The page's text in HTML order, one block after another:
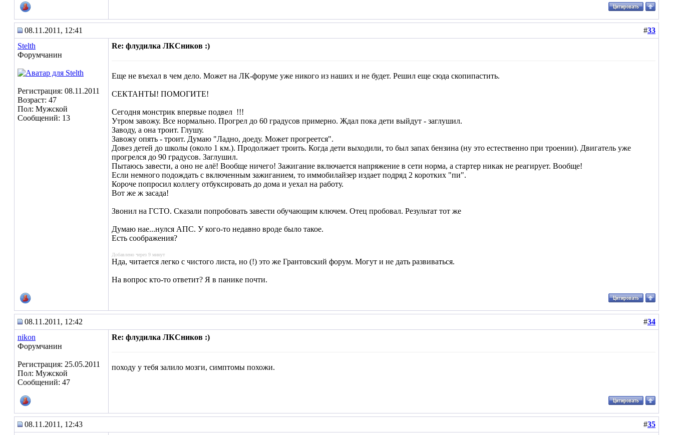
08.11.2011, 12:41 #33
Stelth
Форумчанин
Регистрация: 08.11.2011
Возраст: 47
Пол: Мужской
Сообщений: 13
Re: флудилка ЛКСников :)
Еще не въехал в чем дело. Может на ЛК-форуме уже никого из наших и не будет. Решил еще сюда скопипастить.
СЕКТАНТЫ! ПОМОГИТЕ!
Сегодня монстрик впервые подвел !!!
Утром завожу. Все нормально. Прогрел до 60 градусов примерно. Ждал пока дети выйдут - заглушил.
Заводу, а она троит. Глушу.
Завожу опять - троит. Думаю "Ладно, доеду. Может прогреется".
Довез детей до школы (около 1 км.). Продолжает троить. Когда дети выходили, то был запах бензина (ну это естественно при троении). Двигатель уже
прогрелся до 90 градусов. Заглушил.
Пытаюсь завести, а оно не алё! Вообще ничего! Зажигание включается напряжение в сети норма, а стартер никак не реагирует. Вообще!
Если немного подождать с включенным зажиганием, то иммобилайзер издает подряд 2 коротких "пи".
Короче попросил коллегу отбуксировать до дома и уехал на работу.
Вот же ж засада!
Звонил на ГСТО. Сказали попробовать завести обучающим ключем. Отец пробовал. Результат тот же
Думаю нае...нулся АПС. У кого-то недавно вроде было такое.
Есть соображения?
Добавлено через 9 минут
Нда, читается легко с чистого листа, но (!) это же Грантовский форум. Могут и не дать развиваться.
На вопрос кто-то ответит? Я в панике почти.
08.11.2011, 12:42 #34
nikon
Форумчанин
Регистрация: 25.05.2011
Пол: Мужской
Сообщений: 47
Re: флудилка ЛКСников :)
походу у тебя залило мозги, симптомы похожи.
08.11.2011, 12:43 #35